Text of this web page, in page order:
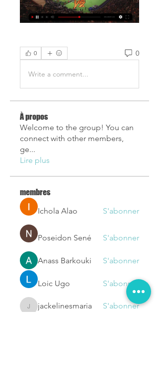
0 0
Write a comment...
À propos
Welcome to the group! You can
connect with other members,
ge...
Lire plus
membres
Ichola Alao
S'abonner
Poseidon Sené S'abonner
Anass Barkouki S'abonner
Loic Ugo S'abonner
jackelinesmaria
jackelinesmaria
S'abonner